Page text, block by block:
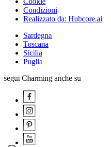
Condizioni
Realizzato da: Hubcore.ai
Sardegna
Toscana
Sicilia
Puglia
segui Charming anche su